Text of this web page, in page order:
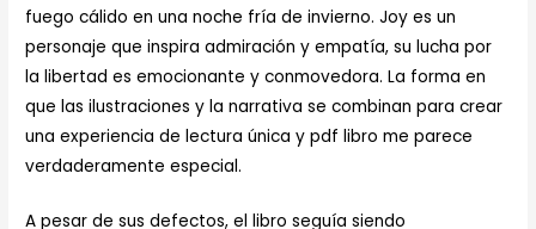
fuego cálido en una noche fría de invierno. Joy es un
personaje que inspira admiración y empatía, su lucha por
la libertad es emocionante y conmovedora. La forma en
que las ilustraciones y la narrativa se combinan para crear
una experiencia de lectura única y pdf libro me parece
verdaderamente especial.
A pesar de sus defectos, el libro seguía siendo